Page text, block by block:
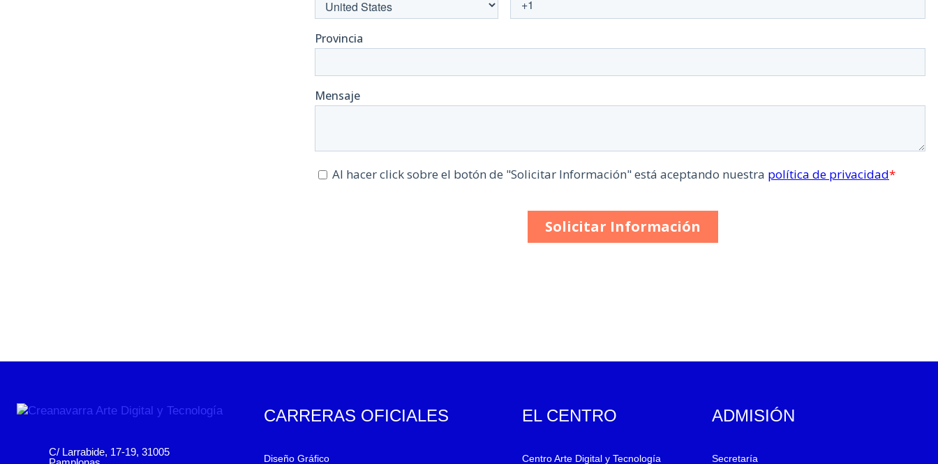
C/ Larrabide, 17-19, 31005
CARRERAS OFICIALES
Diseño Gráfico
EL CENTRO
Centro Arte Digital y Tecnología
ADMISIÓN
Secretaría